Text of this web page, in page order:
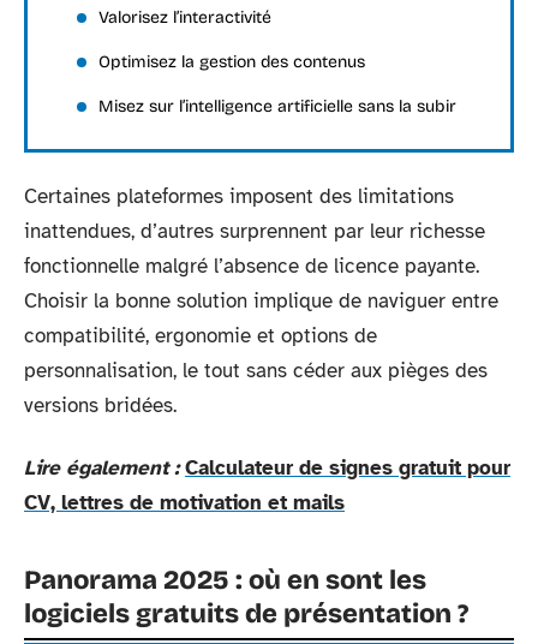
Valorisez l’interactivité
Optimisez la gestion des contenus
Misez sur l’intelligence artificielle sans la subir
Certaines plateformes imposent des limitations
inattendues, d’autres surprennent par leur richesse
fonctionnelle malgré l’absence de licence payante.
Choisir la bonne solution implique de naviguer entre
compatibilité, ergonomie et options de
personnalisation, le tout sans céder aux pièges des
versions bridées.
Lire également : Calculateur de signes gratuit pour
CV, lettres de motivation et mails
Panorama 2025 : où en sont les
logiciels gratuits de présentation ?